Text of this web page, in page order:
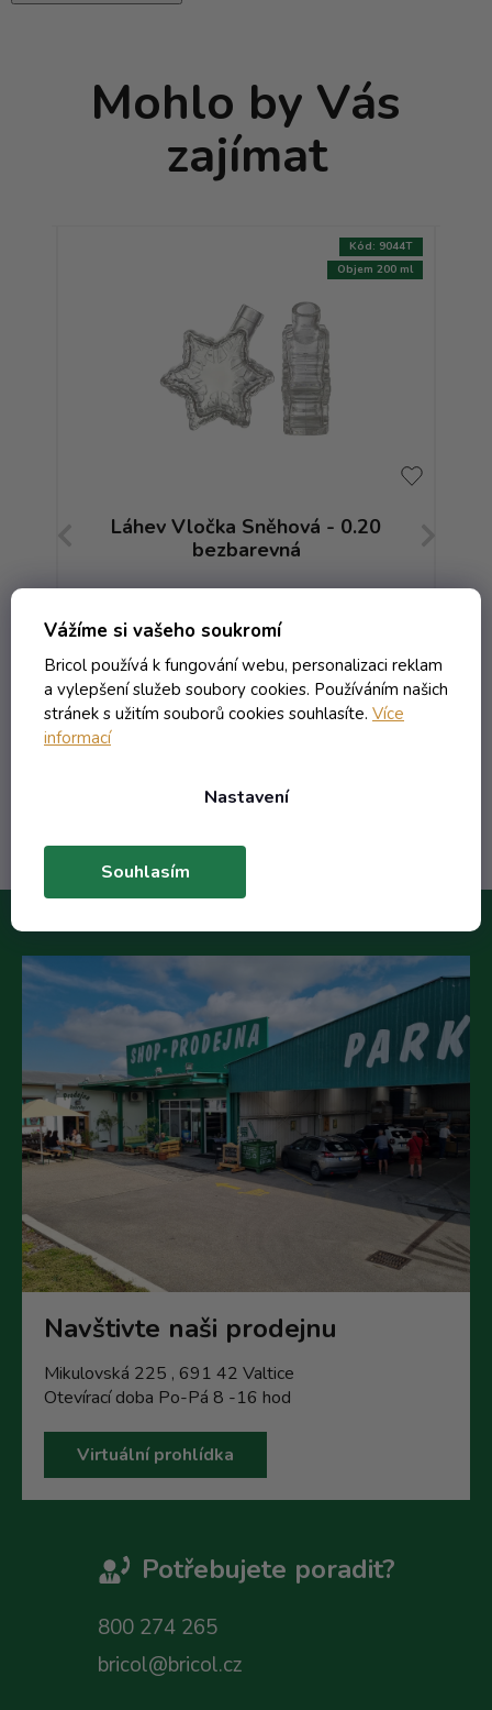
Vážíme si vašeho soukromí
Bricol používá k fungování webu, personalizaci reklam
a vylepšení služeb soubory cookies. Používáním našich
stránek s užitím souborů cookies souhlasíte. Více
informací
Nastavení
Souhlasím
Mohlo by Vás
zajímat
Láhev Vločka Sněhová - 0.20
bezbarevná
Skladem
123,36 Kč včetně DPH
101,95 Kč/ ks
Objem 200 ml
Kód: 9044T
Navštivte naši prodejnu
Mikulovská 225 , 691 42 Valtice
Otevírací doba Po-Pá 8 -16 hod
Virtuální prohlídka
Potřebujete poradit?
800 274 265
bricol@bricol.cz